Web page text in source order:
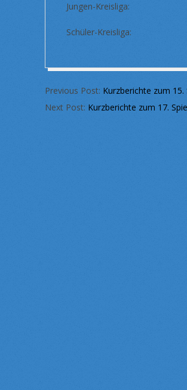
Jungen-Kreisliga:
Schüler-
02-
18
Previous Post: Kurzberichte zum 15.
Next Post: Kurzberichte zum 17.